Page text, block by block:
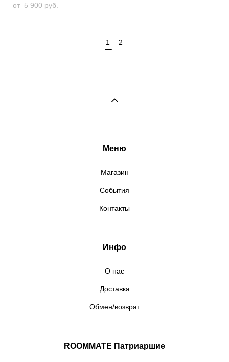
от 5 900 pуб.
1 2
Меню
Магазин
События
Контакты
Инфо
О нас
Доставка
Обмен/возврат
ROOMMATE Патриаршие